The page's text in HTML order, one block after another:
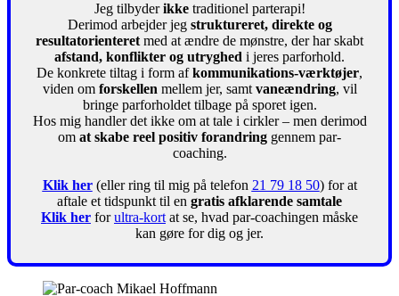
Jeg tilbyderikke traditionel parterapi!
Derimod arbejder jeg struktureret, direkte og
resultatorienteret med at ændre de mønstre, der har skabt
afstand, konflikter og utryghed i jeres parforhold.
De konkrete tiltag i form afkommunikations-værktøjer,
viden om forskellen mellem jer, samt vaneændring, vil
bringe parforholdet tilbage på sporet igen.
Hos mig handler det ikke om at tale i cirkler – men derimod
om at skabe reel positiv forandring gennem par-
coaching.
Klik her(eller ring til mig på telefon 21 79 18 50) for at
aftale et tidspunkt til en gratis afklarende samtale
Klik her forultra-kort at se, hvad par-coachingen måske
kan gøre for dig og jer.